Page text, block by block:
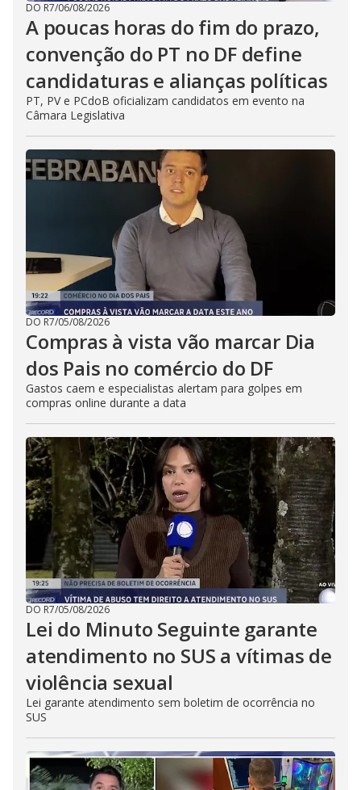
DO R7/06/08/2026
A poucas horas do fim do prazo,
convenção do PT no DF define
candidaturas e alianças políticas
PT, PV e PCdoB oficializam candidatos em evento na
Câmara Legislativa
DO R7/05/08/2026
Compras à vista vão marcar Dia
dos Pais no comércio do DF
Gastos caem e especialistas alertam para golpes em
compras online durante a data
DO R7/05/08/2026
Lei do Minuto Seguinte garante
atendimento no SUS a vítimas de
violência sexual
Lei garante atendimento sem boletim de ocorrência no
SUS